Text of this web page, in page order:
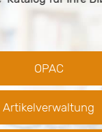
OPAC
Artikelverwaltung